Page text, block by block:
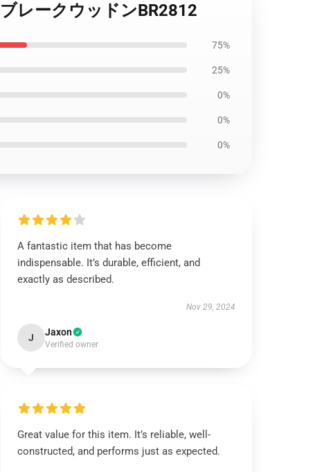
レークウッドンBR2812
75%
25%
0%
0%
0%
A fantastic item that has become
indispensable. It’s durable, efficient, and
exactly as described.
Nov 29, 2024
J Jaxon
Verified owner
Great value for this item. It’s reliable, well-
constructed, and performs just as expected.